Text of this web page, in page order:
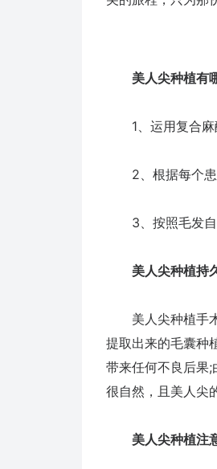
美人尖种植有
1、运用复合麻
2、根据每个患
3、按照毛发自
美人尖种植持
美人尖种植手术
提取出来的毛囊种
带来任何不良后果
很自然，且美人尖
美人尖种植注